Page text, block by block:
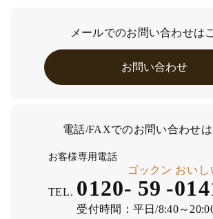
メールでのお問い合わせは
お問い合わせ
電話/FAXでのお問い合わせ
お客様専用電話
TEL. 0120- 59
ゴックン
-
おいし
受付時間： 平日/8:40～